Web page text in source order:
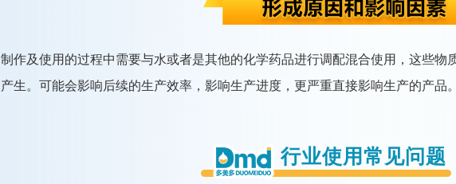
制作及使用的过程中需要与水或者是其他的化学药品进行调配混合使用，这些物
产生。可能会影响后续的生产效率，影响生产进度，更严重直接影响生产的产品。
行业使用常见问题